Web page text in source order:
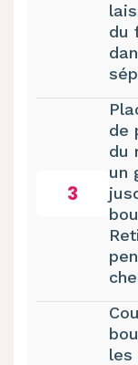
du
3
de
du
un
les